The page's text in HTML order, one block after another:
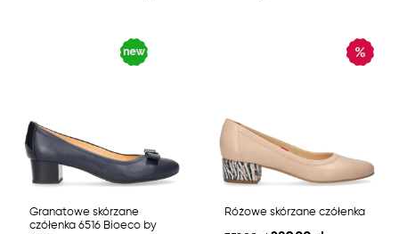
Granatowe skórzane
czółenka 6516 Bioeco by
Różowe skórzane czółenka